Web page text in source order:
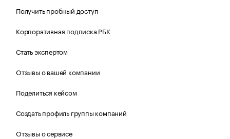
Получить пробный доступ
Корпоративная подписка РБК
Стать экспертом
Отзывы о вашей компании
Поделиться кейсом
Создать профиль группы компаний
Отзывы о сервисе